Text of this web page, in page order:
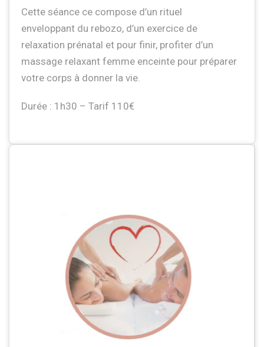
Cette séance ce compose d’un rituel
enveloppant du rebozo, d’un exercice de
relaxation prénatal et pour finir, profiter d’un
massage relaxant femme enceinte pour préparer
votre corps à donner la vie.
Durée : 1h30 – Tarif 110€